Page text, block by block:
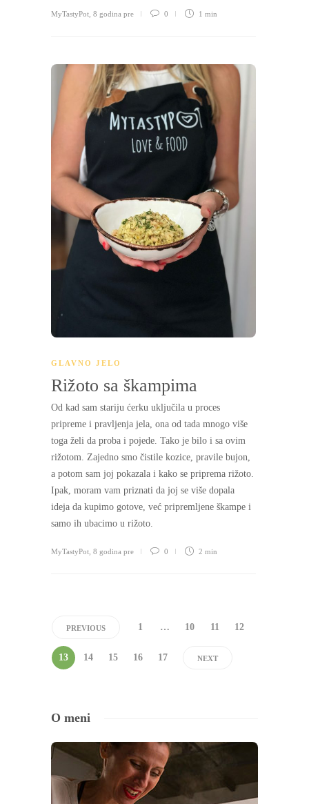
MyTastyPot 8 godina pre 0 1 min
GLAVNO JELO
Rižoto sa škampima
Od kad sam stariju ćerku uključila u proces
pripreme i pravljenja jela, ona od tada mnogo više
toga želi da proba i pojede. Tako je bilo i sa ovim
rižotom. Zajedno smo čistile kozice, pravile bujon,
a potom sam joj pokazala i kako se priprema rižoto.
Ipak, moram vam priznati da joj se više dopala
ideja da kupimo gotove, već pripremljene škampe i
samo ih ubacimo u rižoto.
MyTastyPot 8 godina pre 0 2 min
PREVIOUS 1 … 10 11 12
13 14 15 16 17 NEXT
O meni